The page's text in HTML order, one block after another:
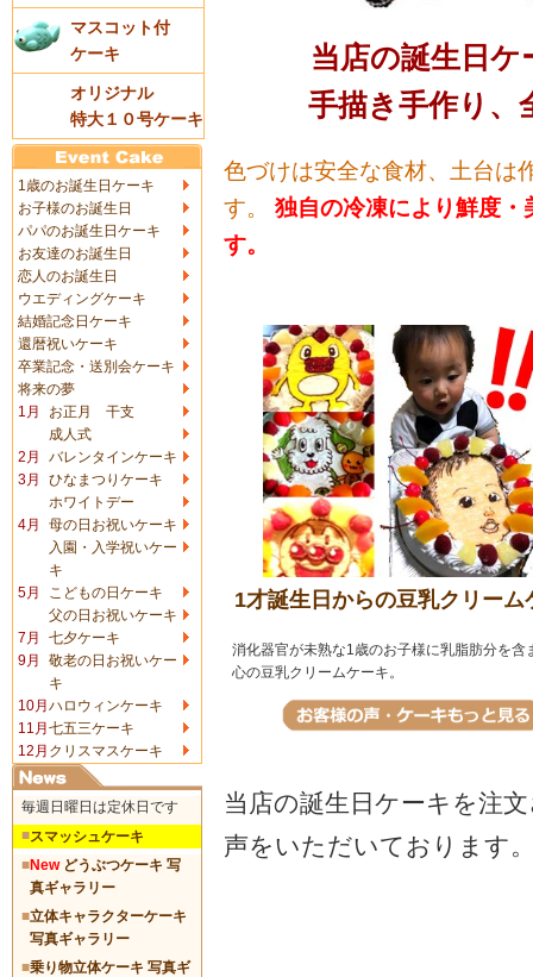
マスコット付
ケーキ
オリジナル
特大１０号ケーキ
1歳のお誕生日ケーキ
お子様のお誕生日
パパのお誕生日ケーキ
お友達のお誕生日
恋人のお誕生日
ウエディングケーキ
結婚記念日ケーキ
還暦祝いケーキ
卒業記念・送別会ケーキ
将来の夢
1月
お正月 干支
成人式
2月
バレンタインケーキ
3月
ひなまつりケーキ
ホワイトデー
4月
母の日お祝いケーキ
入園・入学祝いケー
キ
5月
こどもの日ケーキ
父の日お祝いケーキ
7月
七夕ケーキ
9月
敬老の日お祝いケー
キ
10月 ハロウィンケーキ
11月 七五三ケーキ
12月 クリスマスケーキ
毎週日曜日は定休日です
■スマッシュケーキ
■Newどうぶつケーキ 写
真ギャラリー
■立体キャラクターケーキ
写真ギャラリー
■乗り物立体ケーキ 写真ギ
当店の誕生日ケ
手描き手作り、
色づけは安全な食材、土台は
す。 独自の冷凍により鮮度
す。
1才誕生日からの豆乳クリーム
消化器官が未熟な1歳のお子様に乳脂肪分を含
心の豆乳クリームケーキ。
当店の誕生日ケーキを注
声をいただいております